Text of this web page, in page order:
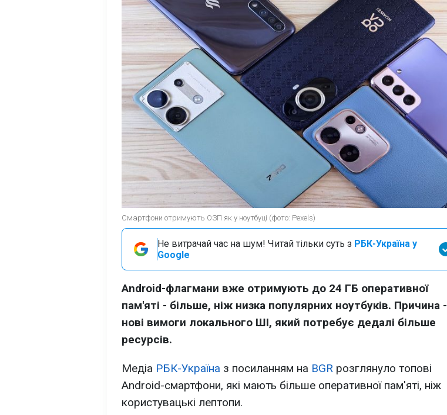
Смартфони отримують ОЗП як у ноутбуці (фото: Pexels)
Не витрачай час на шум! Читай тільки суть з РБК-Україна у
Google
Android-флагмани вже отримують до 24 ГБ оперативної
пам'яті - більше, ніж низка популярних ноутбуків. Причина -
нові вимоги локального ШІ, який потребує дедалі більше
ресурсів.
Медіа РБК-Україна з посиланням на BGR розглянуло топові
Android-смартфони, які мають більше оперативної пам'яті, ніж
користувацькі лептопи.